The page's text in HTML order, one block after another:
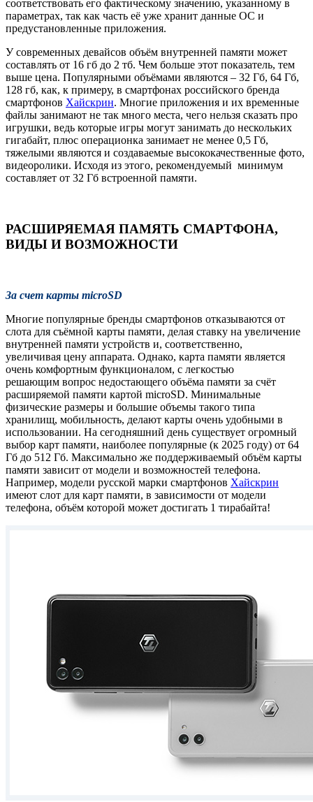
соответствовать его фактическому значению, указанному в
параметрах, так как часть её уже хранит данные ОС и
предустановленные приложения.
У современных девайсов объём внутренней памяти может
составлять от 16 гб до 2 тб. Чем больше этот показатель, тем
выше цена. Популярными объёмами являются – 32 Гб, 64 Гб,
128 гб, как, к примеру, в смартфонах российского бренда
смартфонов Хайскрин. Многие приложения и их временные
файлы занимают не так много места, чего нельзя сказать про
игрушки, ведь которые игры могут занимать до нескольких
гигабайт, плюс операционка занимает не менее 0,5 Гб,
тяжелыми являются и создаваемые высококачественные фото,
видеоролики. Исходя из этого, рекомендуемый минимум
составляет от 32 Гб встроенной памяти.
РАСШИРЯЕМАЯ ПАМЯТЬ СМАРТФОНА,
ВИДЫ И ВОЗМОЖНОСТИ
За счет карты microSD
Многие популярные бренды смартфонов отказываются от
слота для съёмной карты памяти, делая ставку на увеличение
внутренней памяти устройств и, соответственно,
увеличивая цену аппарата. Однако, карта памяти является
очень комфортным функционалом, с легкостью
решающим вопрос недостающего объёма памяти за счёт
расширяемой памяти картой microSD. Минимальные
физические размеры и большие объемы такого типа
хранилищ, мобильность, делают карты очень удобными в
использовании. На сегодняшний день существует огромный
выбор карт памяти, наиболее популярные (к 2025 году) от 64
Гб до 512 Гб. Максимально же поддерживаемый объём карты
памяти зависит от модели и возможностей телефона.
Например, модели русской марки смартфонов Хайскрин
имеют слот для карт памяти, в зависимости от модели
телефона, объём которой может достигать 1 тирабайта!